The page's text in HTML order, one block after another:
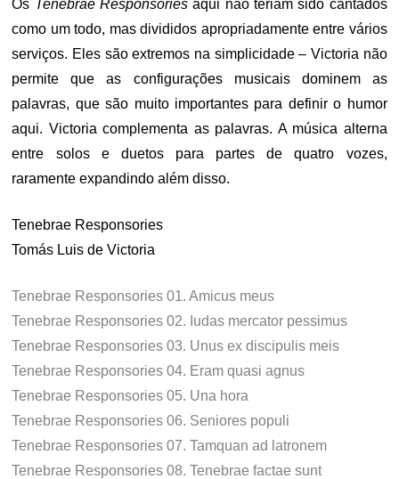
Os Tenebrae Responsories aqui não teriam sido cantados
como um todo, mas divididos apropriadamente entre vários
serviços. Eles são extremos na simplicidade – Victoria não
permite que as configurações musicais dominem as
palavras, que são muito importantes para definir o humor
aqui. Victoria complementa as palavras. A música alterna
entre solos e duetos para partes de quatro vozes,
raramente expandindo além disso.
Tenebrae Responsories
Tomás Luis de Victoria
Tenebrae Responsories 01. Amicus meus
Tenebrae Responsories 02. Iudas mercator pessimus
Tenebrae Responsories 03. Unus ex discipulis meis
Tenebrae Responsories 04. Eram quasi agnus
Tenebrae Responsories 05. Una hora
Tenebrae Responsories 06. Seniores populi
Tenebrae Responsories 07. Tamquan ad latronem
Tenebrae Responsories 08. Tenebrae factae sunt